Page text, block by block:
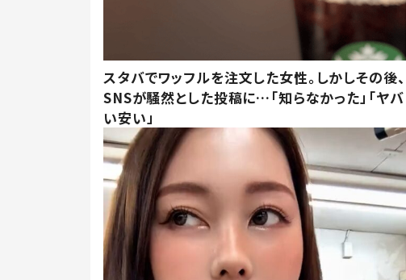
スタバでワッフルを注文した女性。しかしその後、
SNSが騒然とした投稿に…「知らなかった」「ヤバ
い安い」